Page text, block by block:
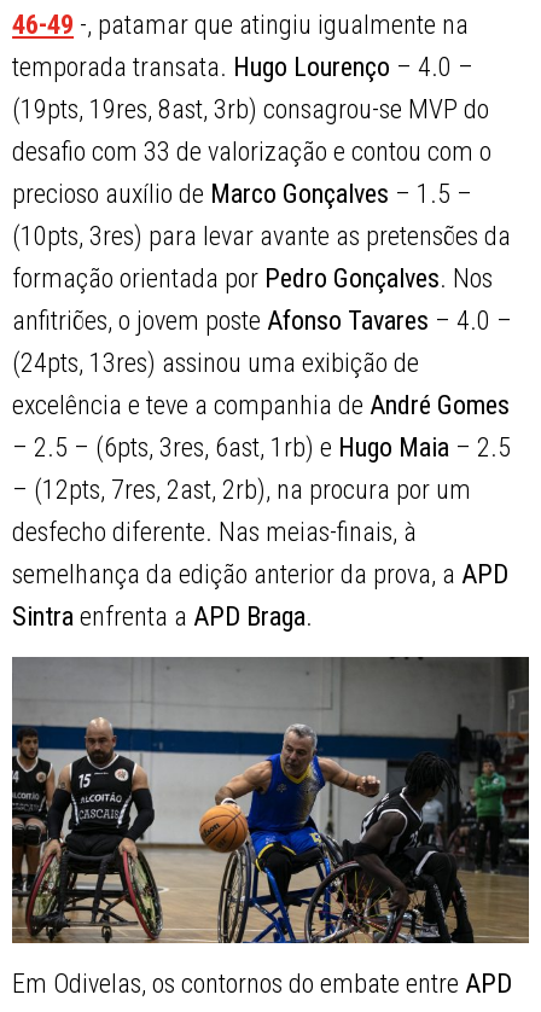
46-49 -, patamar que atingiu igualmente na
temporada transata. Hugo Lourenço – 4.0 –
(19pts, 19res, 8ast, 3rb) consagrou-se MVP do
desafio com 33 de valorização e contou com o
precioso auxílio de Marco Gonçalves – 1.5 –
(10pts, 3res) para levar avante as pretensões da
formação orientada por Pedro Gonçalves. Nos
anfitriões, o jovem poste Afonso Tavares – 4.0 –
(24pts, 13res) assinou uma exibição de
excelência e teve a companhia de André Gomes
– 2.5 – (6pts, 3res, 6ast, 1rb) e Hugo Maia – 2.5
– (12pts, 7res, 2ast, 2rb), na procura por um
desfecho diferente. Nas meias-finais, à
semelhança da edição anterior da prova, a APD
Sintra enfrenta a APD Braga.
Em Odivelas, os contornos do embate entre APD